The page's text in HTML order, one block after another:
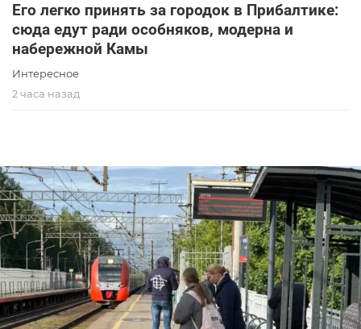
Его легко принять за городок в Прибалтике:
сюда едут ради особняков, модерна и
набережной Камы
Интересное
2 часа назад